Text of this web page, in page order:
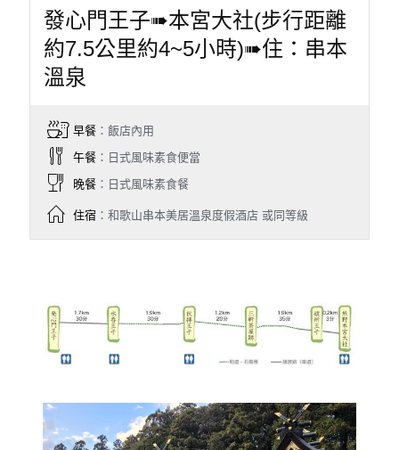
發心門王子➠本宮大社(步行距離
約7.5公里約4~5小時)➠住：串本
溫泉
早餐：飯店內用
午餐：日式風味素食便當
晚餐：日式風味素食餐
住宿：和歌山串本美居溫泉度假酒店 或同等級